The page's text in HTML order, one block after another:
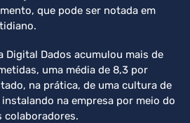
que pode ser notada em
Digital Dados acumulou mais de
uma média de 8,3 por
na prática, de uma cultura de
na empresa por meio do
colaboradores.